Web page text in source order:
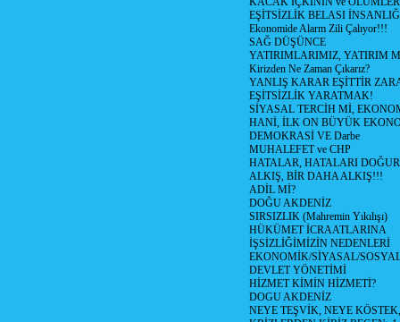
EŞİTSİZLİK BELASI
Ekonomide Alarm Zili Çalıyor!!!
SAĞ DÜŞÜNCE
YATIRIMLARIMIZ, YATIRIM
Kirizden Ne Zaman Çıkarız?
YANLIŞ KARAR EŞİTTİR
EŞİTSİZLİK YARATMAK!
SİYASAL TERCİH Mİ,
HANİ, İLK ON BÜYÜK
DEMOKRASİ VE Darbe
MUHALEFET ve CHP
HATALAR, HATALARI
ALKIŞ, BİR DAHA ALKIŞ!!!
ADİL Mİ?
DOĞU AKDENİZ
SIRSIZLIK (Mahremin Yıkılışı)
HÜKÜMET İCRAATLARINA
İŞSİZLİĞİMİZİN NEDENLERİ
EKONOMİK/SİYASAL/
DEVLET YÖNETİMİ
HİZMET KİMİN HİZMETİ?
DOGU AKDENİZ
NEYE TEŞVİK, NEYE